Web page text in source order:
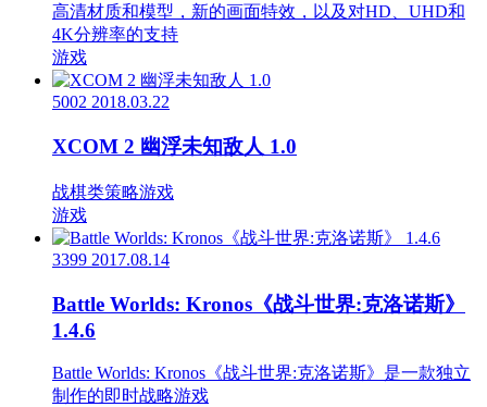
高清材质和模型，新的画面特效，以及对HD、UHD和
4K分辨率的支持
游戏
5002 2018.03.22
XCOM 2 幽浮未知敌人 1.0
战棋类策略游戏
游戏
3399 2017.08.14
Battle Worlds: Kronos《战斗世界:克洛诺斯》
1.4.6
Battle Worlds: Kronos《战斗世界:克洛诺斯》是一款独立
制作的即时战略游戏